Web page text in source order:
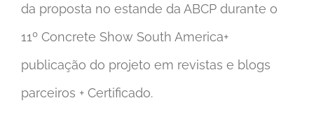
da proposta no estande da ABCP durante o
11º Concrete Show South America+
publicação do projeto em revistas e blogs
parceiros + Certificado.